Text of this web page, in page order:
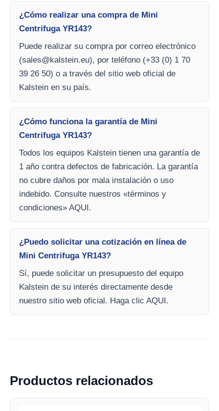
¿Cómo realizar una compra de Mini
Centrifuga YR143?
Puede realizar su compra por correo electrónico
(sales@kalstein.eu), por teléfono (+33 (0) 1 70
39 26 50) o a través del sitio web oficial de
Kalstein en su país.
¿Cómo funciona la garantía de Mini
Centrifuga YR143?
Todos los equipos Kalstein tienen una garantía de
1 año contra defectos de fabricación. La garantía
no cubre daños por mala instalación o uso
indebido. Consulte nuestros «términos y
condiciones» AQUI.
¿Puedo solicitar una cotización en línea de
Mini Centrifuga YR143?
Sí, puede solicitar un presupuesto del equipo
Kalstein de su interés directamente desde
nuestro sitio web oficial. Haga clic AQUI.
Productos relacionados